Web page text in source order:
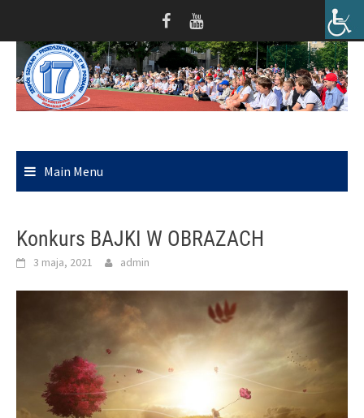
content
Main Menu
Konkurs BAJKI W OBRAZACH
3 maja, 2021 admin